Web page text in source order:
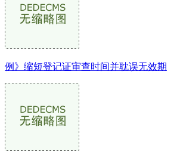
例》缩短登记证审查时间并耽误无效期